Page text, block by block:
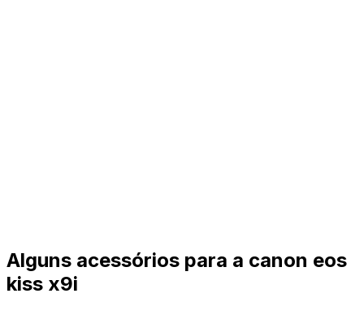
Alguns acessórios para a canon eos
kiss x9i